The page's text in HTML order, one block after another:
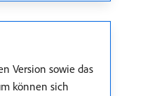
Version sowie das
können sich